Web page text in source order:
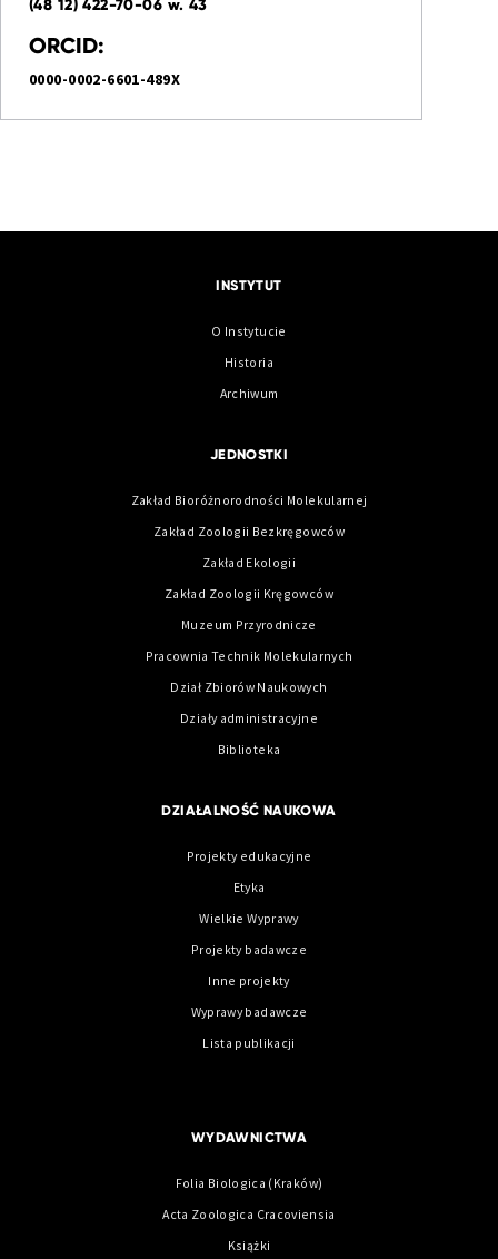
(48 12) 422-70-06 w. 43
ORCID:
0000-0002-6601-489X
INSTYTUT
O Instytucie
Historia
Archiwum
JEDNOSTKI
Zakład Bioróżnorodności Molekularnej
Zakład Zoologii Bezkręgowców
Zakład Ekologii
Zakład Zoologii Kręgowców
Muzeum Przyrodnicze
Pracownia Technik Molekularnych
Dział Zbiorów Naukowych
Działy administracyjne
Biblioteka
DZIAŁALNOŚĆ NAUKOWA
Projekty edukacyjne
Etyka
Wielkie Wyprawy
Projekty badawcze
Inne projekty
Wyprawy badawcze
Lista publikacji
WYDAWNICTWA
Folia Biologica (Kraków)
Acta Zoologica Cracoviensia
Książki